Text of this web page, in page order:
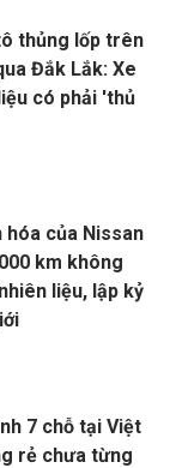
thủng lốp trên
Đắk Lắk: Xe
có phải 'thủ
hóa của Nissan
km không
liệu, lập kỷ
7 chỗ tại Việt
rẻ chưa từng